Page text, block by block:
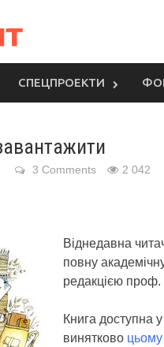
СПЕЦПРОЕКТИ
3 Comments 2 042
Віднедавна
повну
редакцією
Книга доступна
винятково